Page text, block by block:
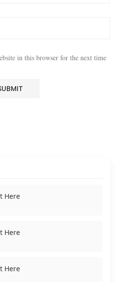
in this browser for the next time
Here
Here
Here